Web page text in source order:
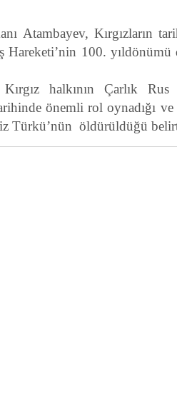
Atambayev, Kırgızların
100. yıldönümü
halkının Çarlık
önemli rol oynadığı
Türkü’nün öldürüldüğü